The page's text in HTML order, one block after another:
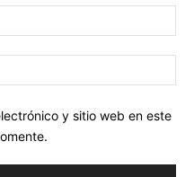
y sitio web en este